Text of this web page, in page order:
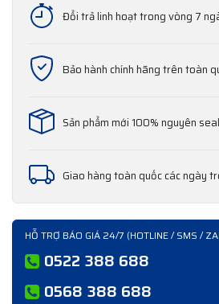
Đổi trả linh hoạt trong vòng 7
Bảo hành chính hãng trên toàn
Sản phẩm mới 100% nguyên seal
Giao hàng toàn quốc các ngày
HỖ TRỢ BÁO GIÁ 24/7 (HOTLINE / SMS /
0522 388 688
0568 388 688